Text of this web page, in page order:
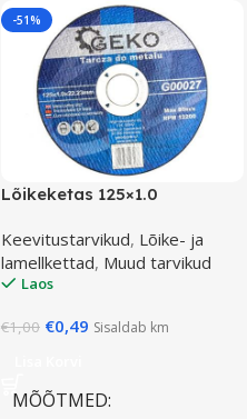
-51%
Lõikeketas 125×1.0
Keevitustarvikud, Lõike- ja
lamellkettad, Muud tarvikud
Laos
€1,00 €0,49 Sisaldab km
MÕÕTMED